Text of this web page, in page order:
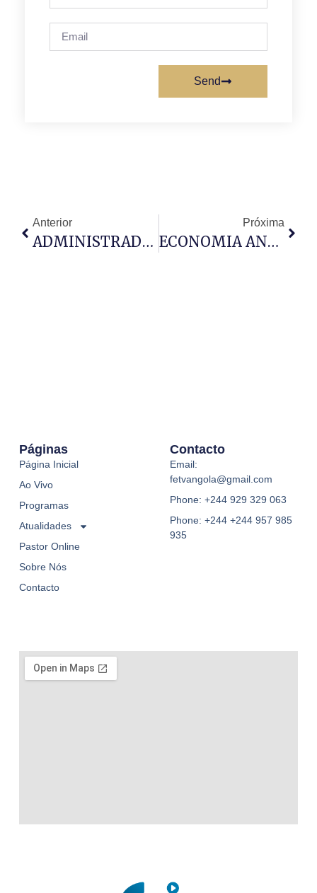
Send
Anterior
ADMINISTRADORA DA INGOMBOTA APELA AO RESPEITO
Próxima
ECONOMIA ANGOLANA CRESCE 1,08%
Páginas
Página Inicial
Ao Vivo
Programas
Atualidades
Pastor Online
Sobre Nós
Contacto
Contacto
Email:
fetvangola@gmail.com
Phone: +244 929 329 063
Phone: +244 +244 957 985
935